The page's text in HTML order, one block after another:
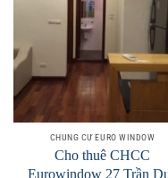
CHUNG CƯ EURO WINDOW
Cho thuê CHCC
Eurowindow 27 Trần